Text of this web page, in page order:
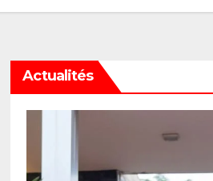
Actualités